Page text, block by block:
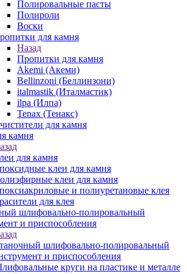
Полировальные пасты
Полироли
Воски
для камня
Назад
Пропитки для камня
Akemi (Акеми)
Bellinzoni (Беллинзони)
italmastik (Италмастик)
ilpa (Илпа)
Tenax (Тенакс)
для камня
камня
для камня
клеи для камня
клеи для камня
и полиуретановые клея
для клея
шлифовально-полировальный
и приспособления
шлифовально-полировальный
и приспособления
круги на пластике и металле